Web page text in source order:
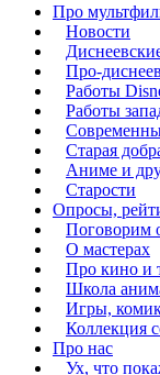
Про
Новости
Про-
Работы
Работы
Старая
Аниме и
Старости
Опросы,
Поговорим
О мастерах
Про кино и
Школа
Игры,
Коллекция
Про нас
Ух, что